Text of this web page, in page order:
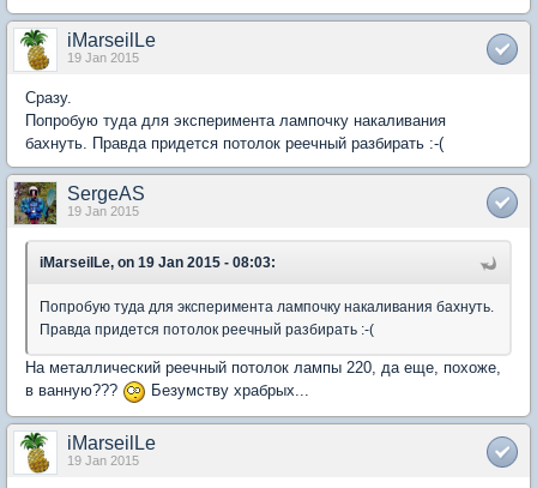
iMarseilLe
19 Jan 2015
Сразу.
Попробую туда для эксперимента лампочку накаливания
бахнуть. Правда придется потолок реечный разбирать :-(
SergeAS
19 Jan 2015
iMarseilLe, on 19 Jan 2015 - 08:03:
Попробую туда для эксперимента лампочку накаливания бахнуть.
Правда придется потолок реечный разбирать :-(
На металлический реечный потолок лампы 220, да еще, похоже,
в ванную???
Безумству храбрых...
iMarseilLe
19 Jan 2015